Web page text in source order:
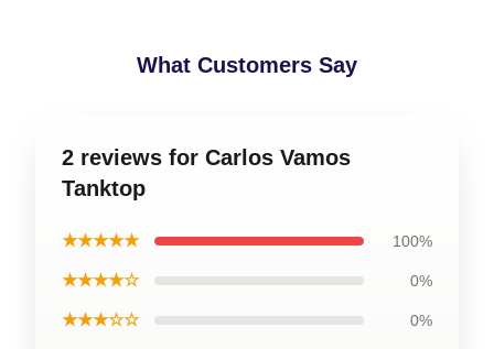
What Customers Say
2 reviews for Carlos Vamos
Tanktop
★★★★★ 100%
★★★★☆ 0%
★★★☆☆ 0%